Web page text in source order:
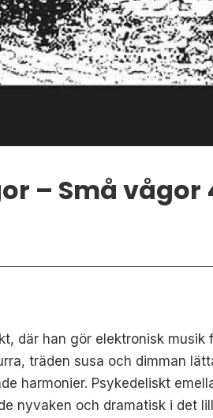
– Små vågor
där han gör elektronisk
träden susa och dimman
harmonier. Psykedeliskt
nyvaken och dramatisk i det